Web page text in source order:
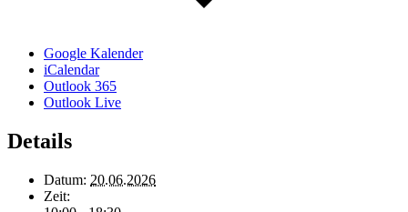
Google Kalender
iCalendar
Outlook 365
Outlook Live
Details
Datum: 20.06.2026
Zeit: